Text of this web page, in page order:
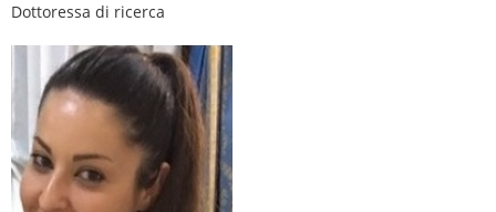
Dottoressa di ricerca